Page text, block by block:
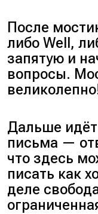
После
либо Well,
запятую и
вопросы.
Дальше идёт
письма —
что здесь
писать как
деле